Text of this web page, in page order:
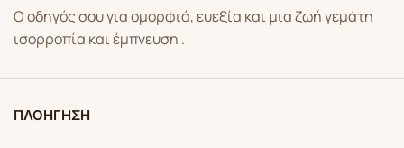
Ο οδηγός σου για ομορφιά, ευεξία και μια ζωή γεμάτη
ισορροπία και έμπνευση .
ΠΛΟΗΓΗΣΗ